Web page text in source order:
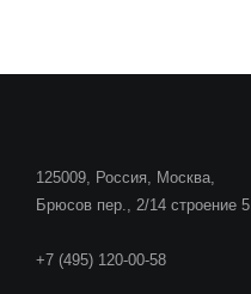
125009, Россия, Москва,
Брюсов пер., 2/14 строение 5
+7 (495) 120-00-58